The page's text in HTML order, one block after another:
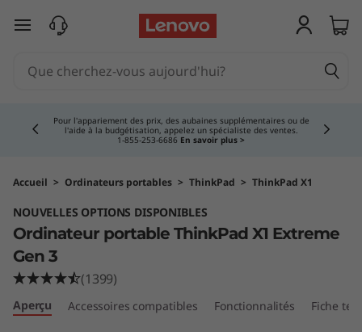
O
a
e
u
passer au contenu principal
Achetez maintenant, payez en trop.En savoir plus >
Accueil > Ordinateurs portables > ThinkPad > ThinkPad X1
NOUVELLES OPTIONS DISPONIBLES
Ordinateur portable ThinkPad X1 Extreme
Gen 3
(1399)
Aperçu Accessoires compatibles Fonctionnalités Fiche